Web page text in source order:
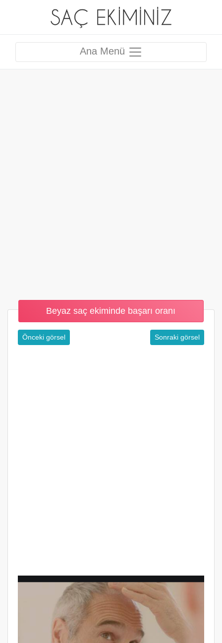
Ana Menü
Beyaz saç ekiminde başarı oranı
Önceki görsel Sonraki görsel